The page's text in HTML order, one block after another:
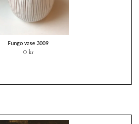
Fungo vase 3009
0 kr